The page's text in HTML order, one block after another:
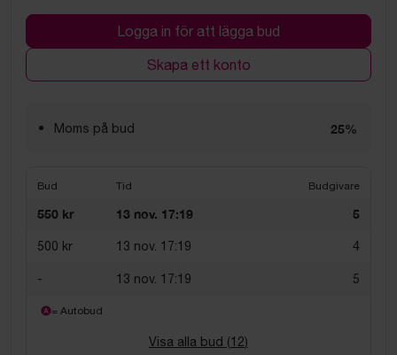
Logga in för att lägga bud
Skapa ett konto
Moms på bud 25%
Bud Tid Budgivare
550 kr 13 nov. 17:19 5
500 kr 13 nov. 17:19 4
- 13 nov. 17:19 5
= Autobud
Visa alla bud (12)